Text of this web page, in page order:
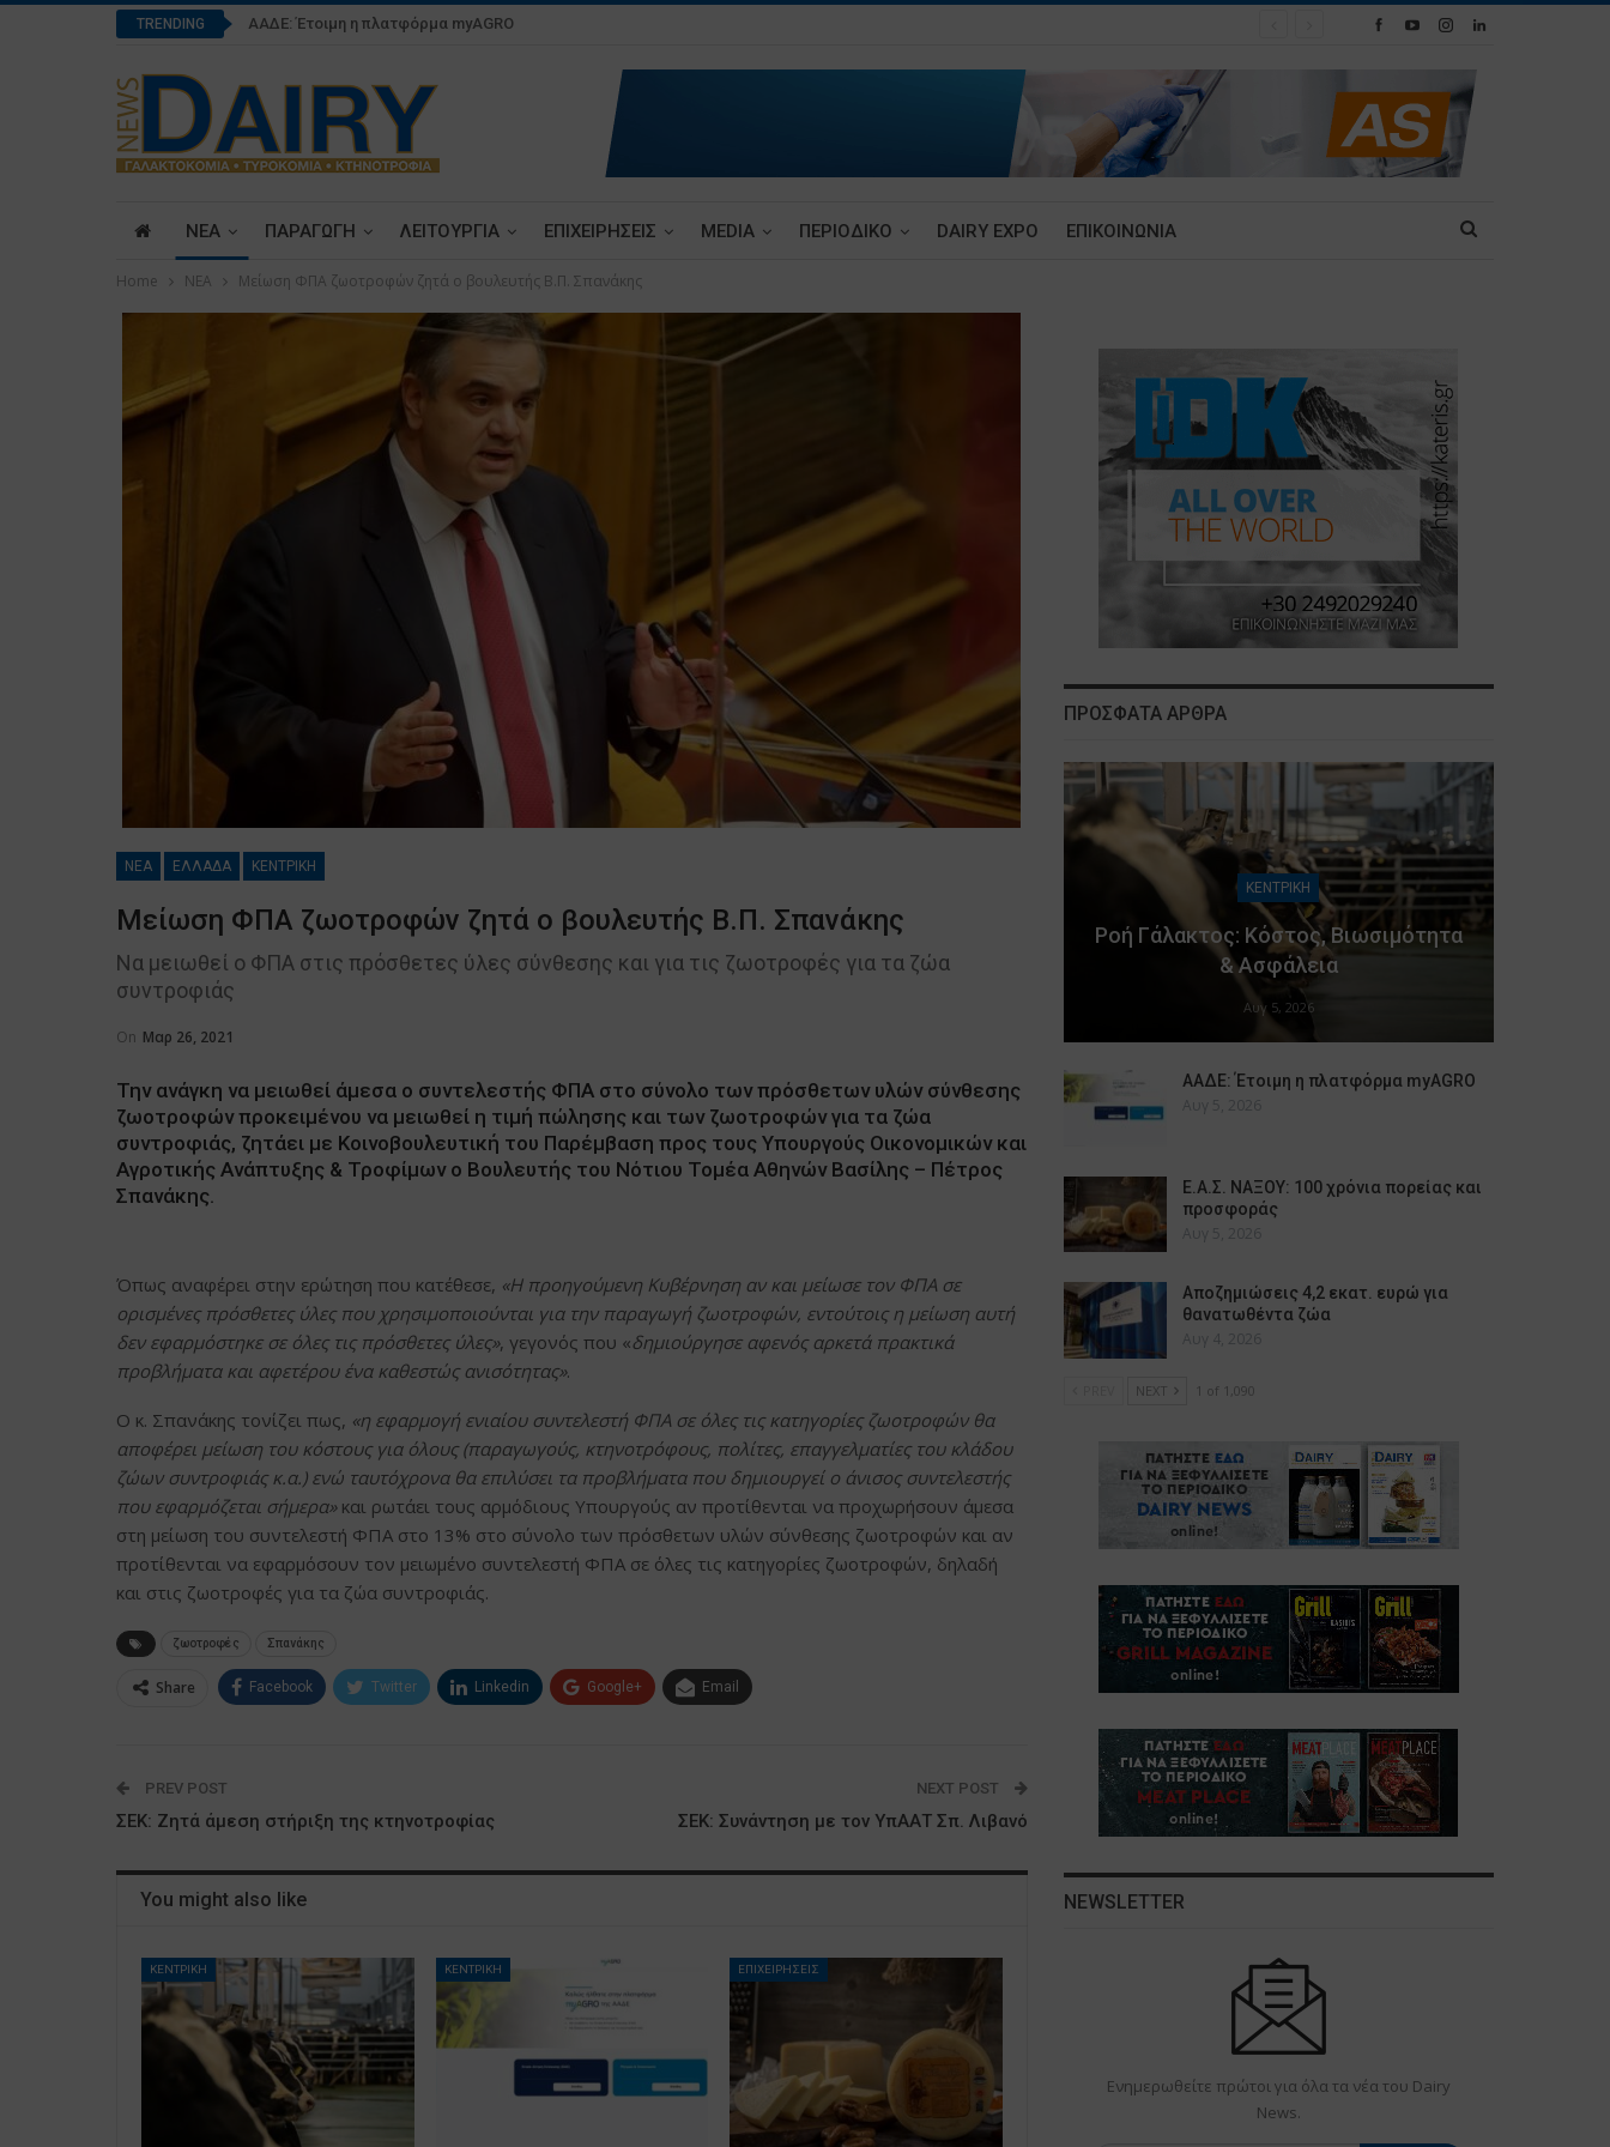
TRENDING ΑΑΔΕ: Έτοιμη η πλατφόρμα myAGRO
ΝΕΑ ΠΑΡΑΓΩΓΗ ΛΕΙΤΟΥΡΓΙΑ ΕΠΙΧΕΙΡΗΣΕΙΣ MEDIA ΠΕΡΙΟΔΙΚΟ DAIRY EXPO ΕΠΙΚΟΙΝΩΝΙΑ
Home ΝΕΑ Μείωση ΦΠΑ ζωοτροφών ζητά ο βουλευτής Β.Π. Σπανάκης
ΝΕΑ ΕΛΛΑΔΑ ΚΕΝΤΡΙΚΗ
Μείωση ΦΠΑ ζωοτροφών ζητά ο βουλευτής Β.Π. Σπανάκης
Να μειωθεί ο ΦΠΑ στις πρόσθετες ύλες σύνθεσης και για τις ζωοτροφές για τα ζώα
συντροφιάς
On Μαρ 26, 2021
Την ανάγκη να μειωθεί άμεσα ο συντελεστής ΦΠΑ στο σύνολο των πρόσθετων υλών σύνθεσης
ζωοτροφών προκειμένου να μειωθεί η τιμή πώλησης και των ζωοτροφών για τα ζώα
συντροφιάς, ζητάει με Κοινοβουλευτική του Παρέμβαση προς τους Υπουργούς Οικονομικών και
Αγροτικής Ανάπτυξης & Τροφίμων ο Βουλευτής του Νότιου Τομέα Αθηνών Βασίλης – Πέτρος
Σπανάκης.
Όπως αναφέρει στην ερώτηση που κατέθεσε, «Η προηγούμενη Κυβέρνηση αν και μείωσε τον ΦΠΑ σε
ορισμένες πρόσθετες ύλες που χρησιμοποιούνται για την παραγωγή ζωοτροφών, εντούτοις η μείωση αυτή
δεν εφαρμόστηκε σε όλες τις πρόσθετες ύλες», γεγονός που «δημιούργησε αφενός αρκετά πρακτικά
προβλήματα και αφετέρου ένα καθεστώς ανισότητας».
Ο κ. Σπανάκης τονίζει πως, «η εφαρμογή ενιαίου συντελεστή ΦΠΑ σε όλες τις κατηγορίες ζωοτροφών θα
αποφέρει μείωση του κόστους για όλους (παραγωγούς, κτηνοτρόφους, πολίτες, επαγγελματίες του κλάδου
ζώων συντροφιάς κ.α.) ενώ ταυτόχρονα θα επιλύσει τα προβλήματα που δημιουργεί ο άνισος συντελεστής
που εφαρμόζεται σήμερα»και ρωτάει τους αρμόδιους Υπουργούς αν προτίθενται να προχωρήσουν άμεσα
στη μείωση του συντελεστή ΦΠΑ στο 13% στο σύνολο των πρόσθετων υλών σύνθεσης ζωοτροφών και αν
προτίθενται να εφαρμόσουν τον μειωμένο συντελεστή ΦΠΑ σε όλες τις κατηγορίες ζωοτροφών, δηλαδή
και στις ζωοτροφές για τα ζώα συντροφιάς.
ζωοτροφές Σπανάκης
Share Facebook Twitter Linkedin Google+ Email
PREV POST
ΣΕΚ: Ζητά άμεση στήριξη της κτηνοτροφίας
NEXT POST
ΣΕΚ: Συνάντηση με τον ΥπΑΑΤ Σπ. Λιβανό
You might also like
ΚΕΝΤΡΙΚΗ ΚΕΝΤΡΙΚΗ ΕΠΙΧΕΙΡΗΣΕΙΣ
ΠΡΟΣΦΑΤΑ ΑΡΘΡΑ
ΚΕΝΤΡΙΚΗ
Ροή Γάλακτος: Κόστος, Βιωσιμότητα
& Ασφάλεια
Αυγ 5, 2026
ΑΑΔΕ: Έτοιμη η πλατφόρμα myAGRO
Αυγ 5, 2026
Ε.Α.Σ. ΝΑΞΟΥ: 100 χρόνια πορείας και
προσφοράς
Αυγ 5, 2026
Αποζημιώσεις 4,2 εκατ. ευρώ για
θανατωθέντα ζώα
Αυγ 4, 2026
NEXT 1 of 1,090
NEWSLETTER
Ενημερωθείτε πρώτοι για όλα τα νέα του Dairy
News.